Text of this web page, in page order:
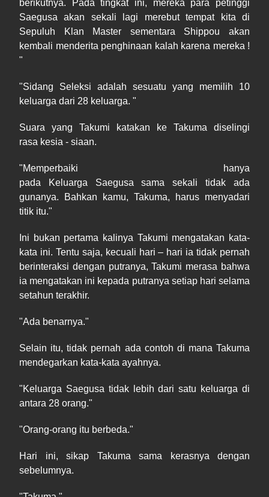
berikutnya. Pada tingkat ini, mereka para petinggi
Saegusa akan sekali lagi merebut tempat kita di
Sepuluh Klan Master sementara Shippou akan
kembali menderita penghinaan kalah karena mereka !
"
"Sidang Seleksi adalah sesuatu yang memilih 10
keluarga dari 28 keluarga. "
Suara yang Takumi katakan ke Takuma diselingi
rasa kesia - siaan.
"Memperbaiki hanya
pada Keluarga Saegusa sama sekali tidak ada
gunanya. Bahkan kamu, Takuma, harus menyadari
titik itu."
Ini bukan pertama kalinya Takumi mengatakan kata-
kata ini. Tentu saja, kecuali hari – hari ia tidak pernah
berinteraksi dengan putranya, Takumi merasa bahwa
ia mengatakan ini kepada putranya setiap hari selama
setahun terakhir.
"Ada benarnya."
Selain itu, tidak pernah ada contoh di mana Takuma
mendegarkan kata-kata ayahnya.
"Keluarga Saegusa tidak lebih dari satu keluarga di
antara 28 orang."
"Orang-orang itu berbeda."
Hari ini, sikap Takuma sama kerasnya dengan
sebelumnya.